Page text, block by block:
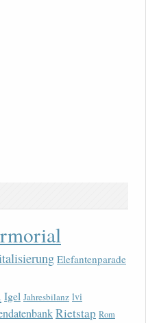
Elefantenparade
Igel Jahresbilanz lvi
Rietstap Rom